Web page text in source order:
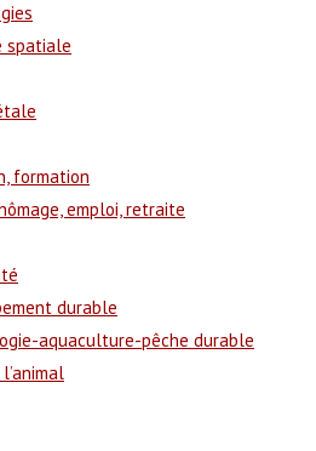
spatiale
formation
emploi, retraite
durable
aquaculture-pêche durable